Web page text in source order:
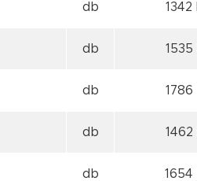
db 1342
db 1535
db 1786
db 1462
db 1654